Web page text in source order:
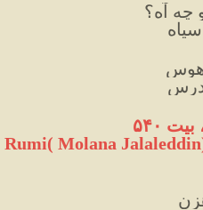
چه آه؟
هوس
۵۴۰
Rumi( Molana